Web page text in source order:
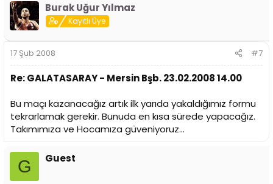
Burak Uğur Yılmaz
Kayıtlı Üye
17 Şub 2008 #7
Re: GALATASARAY - Mersin Bşb. 23.02.2008 14.00
Bu maçı kazanacağız artık ilk yarıda yakaldığımız formu
tekrarlamak gerekir. Bunuda en kısa sürede yapacağız.
Takımımıza ve Hocamıza güveniyoruz...
G Guest